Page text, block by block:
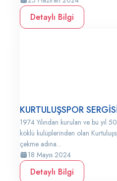
Detaylı Bilgi
KURTULUŞSPOR
1974 Yılından kurulan ve bu yıl
köklü kulüplerinden olan
çekme adına...
18 Mayıs 2024
Detaylı Bilgi